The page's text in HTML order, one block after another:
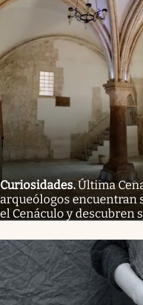
Curiosidades.Última
arqueólogos encuentran
el Cenáculo y descubren